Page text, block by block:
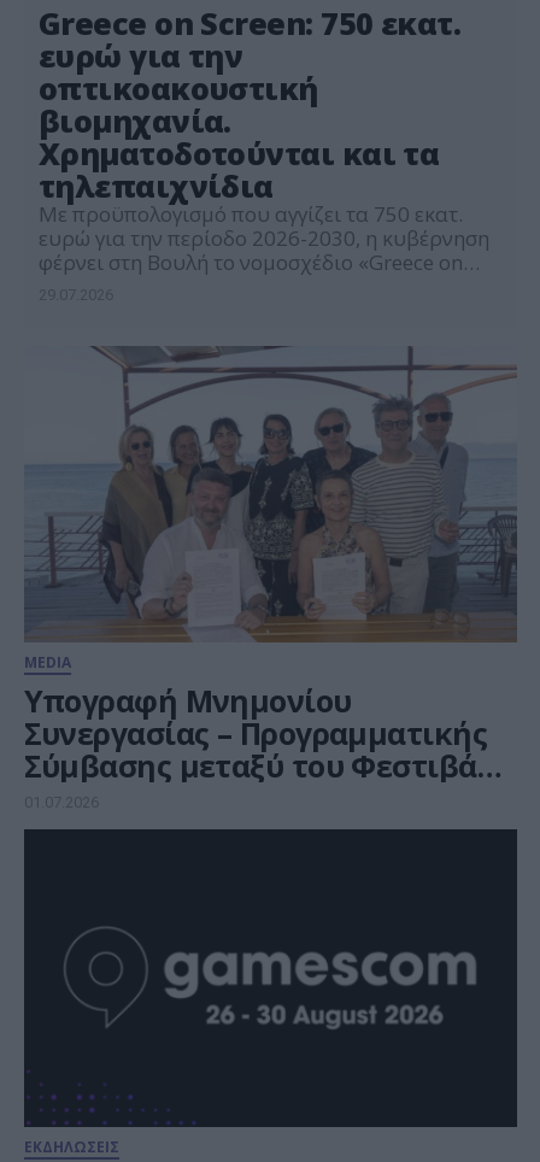
Greece on Screen: 750 εκατ.
ευρώ για την
οπτικοακουστική
βιομηχανία.
Χρηματοδοτούνται και τα
τηλεπαιχνίδια
Με προϋπολογισμό που αγγίζει τα 750 εκατ.
ευρώ για την περίοδο 2026-2030, η κυβέρνηση
φέρνει στη Βουλή το νομοσχέδιο «Greece on
υλοποιείται μέσω του ΕΚΚΟΜΕΔ, φιλοδοξεί να
μετατρέψει την Ελλάδα σε έναν από τους
σημαντικότερους κόμβους κινηματογραφικών
και τηλεοπτικών παραγωγών […]
MEDIA
Υπογραφή Μνημονίου
Συνεργασίας – Προγραμματικής
Σύμβασης μεταξύ του Φεστιβάλ
Κινηματογράφου Θεσσαλονίκης
και του ΕΚΚΟΜΕΔ
01.07.2026
ΕΚΔΗΛΩΣΕΙΣ